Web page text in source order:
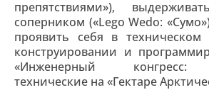
препятствиями»),
соперником («Lego Wedo:
проявить себя в техническом
конструировании и
«Инженерный конгресс:
технические на «Гектаре